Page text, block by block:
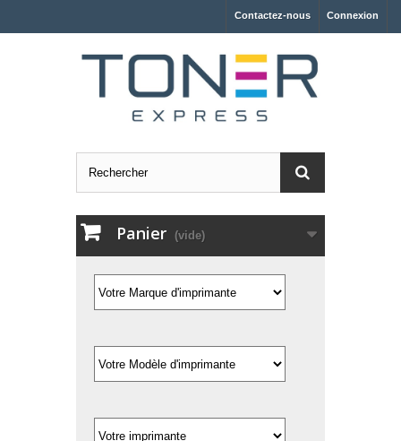
Connexion
Contactez-nous
Panier (vide)